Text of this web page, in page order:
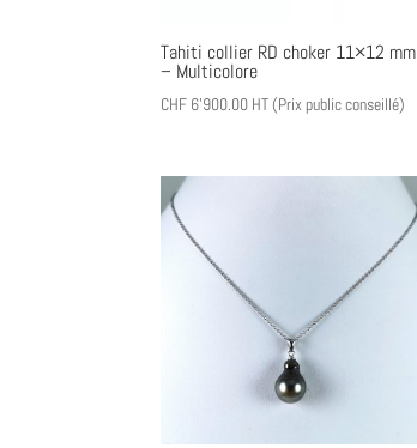
Tahiti collier RD choker 11×12 mm
– Multicolore
CHF 6'900.00 HT (Prix public conseillé)